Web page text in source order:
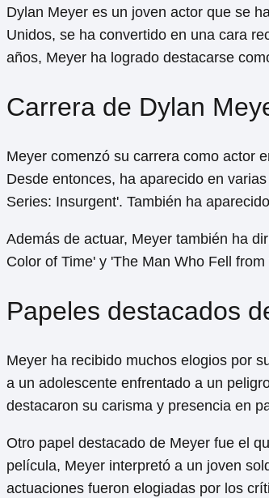
Dylan Meyer es un joven actor que se
Unidos, se ha convertido en una cara
años, Meyer ha logrado destacarse
Carrera de Dylan
Meyer comenzó su carrera como actor
Desde entonces, ha aparecido en
Series: Insurgent'. También ha
Además de actuar, Meyer también ha
Color of Time' y 'The Man Who Fell
Papeles destacados
Meyer ha recibido muchos elogios por
a un adolescente enfrentado a un
destacaron su carisma y presencia en
Otro papel destacado de Meyer fue el
película, Meyer interpretó a un joven
actuaciones fueron elogiadas por los